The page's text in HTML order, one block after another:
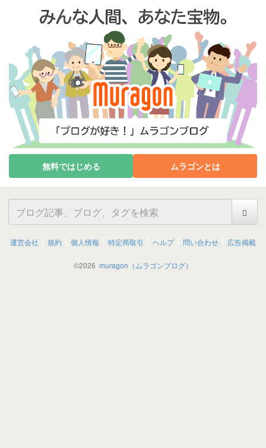
無料ではじめる ムラゴンとは
運営会社 規約 個人情報 特定商取引 ヘルプ 問い合わせ 広告掲載
©2026 muragon（ムラゴンブログ）